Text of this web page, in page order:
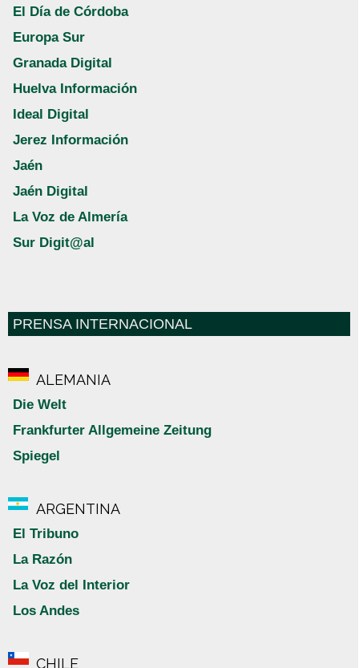
El Día de Córdoba
Europa Sur
Granada Digital
Huelva Información
Ideal Digital
Jerez Información
Jaén
Jaén Digital
La Voz de Almería
Sur Digit@al
PRENSA INTERNACIONAL
ALEMANIA
Die Welt
Frankfurter Allgemeine Zeitung
Spiegel
ARGENTINA
El Tribuno
La Razón
La Voz del Interior
Los Andes
CHILE